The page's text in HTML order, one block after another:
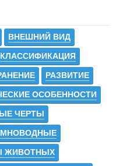
ВНЕШНИЙ ВИД
КЛАССИФИКАЦИЯ
РАЗВИТИЕ
ОСОБЕННОСТИ
ЧЕРТЫ
ЖИВОТНЫХ